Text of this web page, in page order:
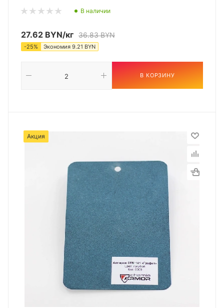
В наличии
27.62 BYN/кг 36.83BYN
-25% Экономия 9.21 BYN
В КОРЗИНУ
Акция